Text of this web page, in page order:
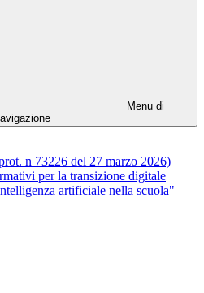
Menu di
n 73226 del 27 marzo 2026)
per la transizione digitale
artificiale nella scuola"